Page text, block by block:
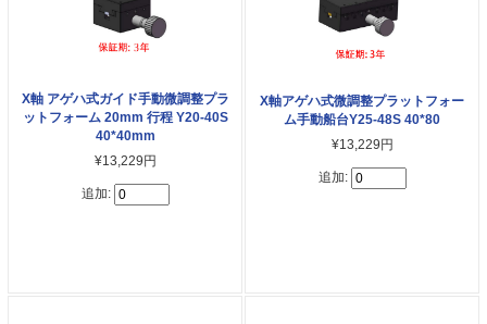
X軸 アゲハ式ガイド手動微調整プラ
ットフォーム 20mm 行程 Y20-40S
40*40mm
¥13,229円
追加:
X軸アゲハ式微調整プラットフォー
ム手動船台Y25-48S 40*80
¥13,229円
追加: